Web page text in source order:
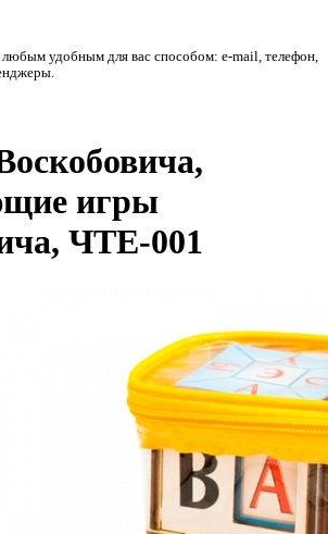
удобным для вас способом: e-mail, телефон,
игры
ЧТЕ-001